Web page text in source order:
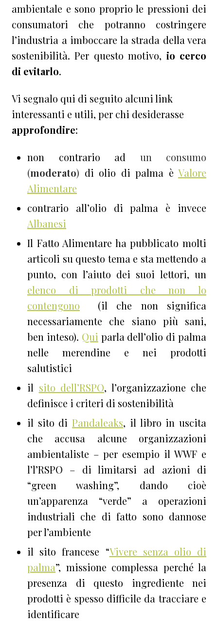
ambientale e sono proprio le pressioni dei
consumatori che potranno costringere
l’industria a imboccare la strada della vera
sostenibilità. Per questo motivo, io cerco
di evitarlo.
Vi segnalo qui di seguito alcuni link
interessanti e utili, per chi desiderasse
approfondire:
non contrario ad un consumo
(moderato) di olio di palma è Valore
Alimentare
contrario all’olio di palma è invece
Albanesi
Il Fatto Alimentare ha pubblicato molti
articoli su questo tema e sta mettendo a
punto, con l’aiuto dei suoi lettori, un
elenco di prodotti che non lo
contengono (il che non significa
necessariamente che siano più sani,
ben inteso). Qui parla dell’olio di palma
nelle merendine e nei prodotti
salutistici
il sito dell’RSPO, l’organizzazione che
definisce i criteri di sostenibilità
il sito diPandaleaks, il libro in uscita
che accusa alcune organizzazioni
ambientaliste – per esempio il WWF e
l’l’RSPO – di limitarsi ad azioni di
“green washing”, dando cioè
un’apparenza “verde” a operazioni
industriali che di fatto sono dannose
per l’ambiente
il sito francese “Vivere senza olio di
palma”, missione complessa perché la
presenza di questo ingrediente nei
prodotti è spesso difficile da tracciare e
identificare